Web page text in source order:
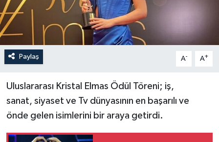
Paylaş A- A+
Uluslararası Kristal Elmas Ödül Töreni; iş,
sanat, siyaset ve Tv dünyasının en başarılı ve
önde gelen isimlerini bir araya getirdi.